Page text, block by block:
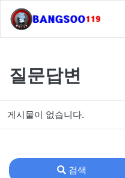
질문답변
게시물이 없습니다.
검색